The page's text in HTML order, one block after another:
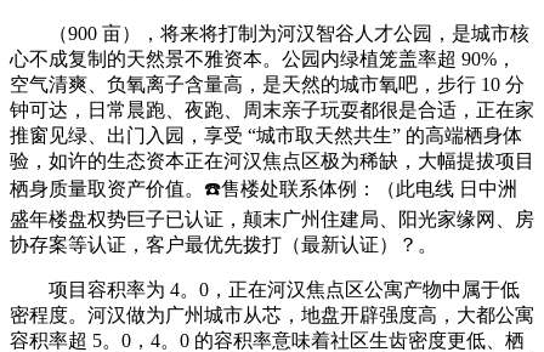
（900 亩），将来将打制为河汉智谷人才公园，是城市核
心不成复制的天然景不雅资本。公园内绿植笼盖率超 90%，
空气清爽、负氧离子含量高，是天然的城市氧吧，步行 10 分
钟可达，日常晨跑、夜跑、周末亲子玩耍都很是合适，正在家
推窗见绿、出门入园，享受 “城市取天然共生” 的高端栖身体
验，如许的生态资本正在河汉焦点区极为稀缺，大幅提拔项目
栖身质量取资产价值。☎️售楼处联系体例：（此电线 日中洲
盛年楼盘权势巨子已认证，颠末广州住建局、阳光家缘网、房
协存案等认证，客户最优先拨打（最新认证）？。
项目容积率为 4。0，正在河汉焦点区公寓产物中属于低
密程度。河汉做为广州城市从芯，地盘开辟强度高，大都公寓
容积率超 5。0，4。0 的容积率意味着社区生齿密度更低、栖